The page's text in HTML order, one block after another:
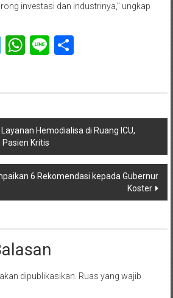
investasi dan industrinya,” ungkap
Telegram
WhatsApp
LineShare
Hemodialisa di Ruang ICU,
Kritis
6 Rekomendasi kepada Gubernur
Koster
dipublikasikan. Ruas yang wajib